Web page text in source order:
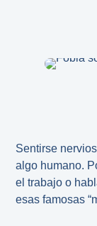
Sentirse
algo humano.
el trabajo o
esas famosas